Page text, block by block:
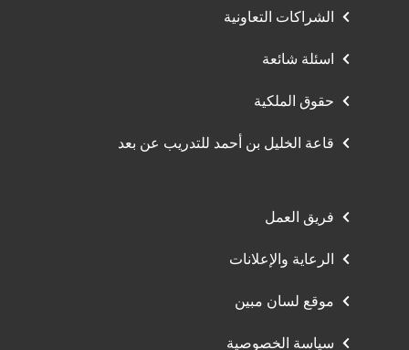
الشراكات التعاونية
اسئلة شائعة
حقوق الملكية
قاعة الخليل بن أحمد للتدريب عن بعد
فريق العمل
الرعاية والإعلانات
موقع لسان مبين
سياسة الخصوصية